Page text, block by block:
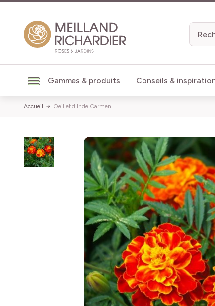
Gammes & produits Conseils &
Accueil Oeillet d'Inde Carmen